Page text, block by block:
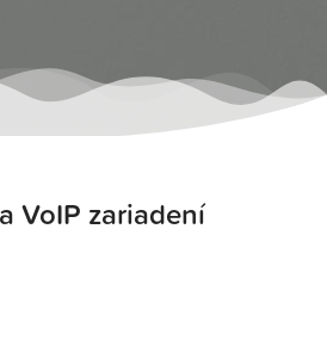
VoIP zariadení